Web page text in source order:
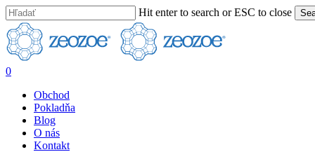
Skip
to
main
content
Hit enter to search or ESC to close
Close
Search
search
0
Obchod
Pokladňa
Blog
O nás
Kontakt